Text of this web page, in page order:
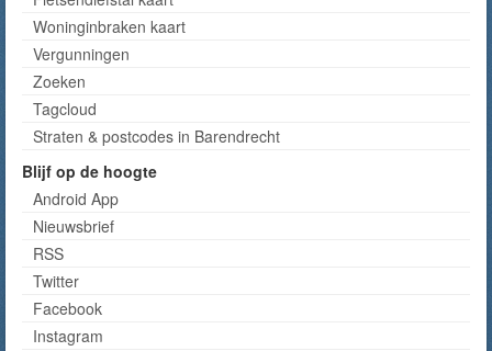
Woninginbraken kaart
Vergunningen
Zoeken
Tagcloud
Straten & postcodes in Barendrecht
Blijf op de hoogte
Android App
Nieuwsbrief
RSS
Twitter
Facebook
Instagram